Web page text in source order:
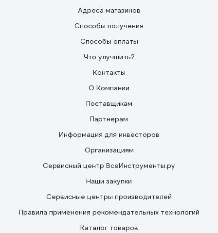
Адреса магазинов
Способы получения
Способы оплаты
Что улучшить?
Контакты
О Компании
Поставщикам
Партнерам
Информация для инвесторов
Организациям
Сервисный центр ВсеИнструменты.ру
Наши закупки
Сервисные центры производителей
Правила применения рекомендательных технологий
Каталог товаров